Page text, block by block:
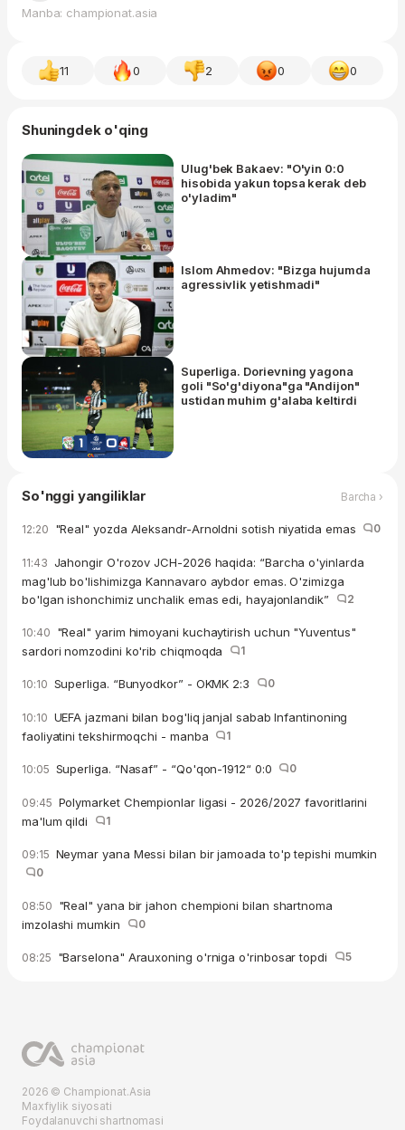
Manba: championat.asia
11 0 2 0 0
Shuningdek o'qing
Ulug'bek Bakaev: "O'yin 0:0
hisobida yakun topsa kerak deb
o'yladim"
Islom Ahmedov: "Bizga hujumda
agressivlik yetishmadi"
Superliga. Dorievning yagona
goli "So'g'diyona"ga "Andijon"
ustidan muhim g'alaba keltirdi
So'nggi yangiliklar Barcha ›
12:20 "Real" yozda Aleksandr-Arnoldni sotish niyatida emas 0
11:43 Jahongir O'rozov JCH-2026 haqida: “Barcha o'yinlarda
mag'lub bo'lishimizga Kannavaro aybdor emas. O'zimizga
bo'lgan ishonchimiz unchalik emas edi, hayajonlandik”
2
10:40 "Real" yarim himoyani kuchaytirish uchun "Yuventus"
sardori nomzodini ko'rib chiqmoqda
1
10:10 Superliga. “Bunyodkor” - OKMK 2:3 0
10:10 UEFA jazmani bilan bog'liq janjal sabab Infantinoning
faoliyatini tekshirmoqchi - manba
1
10:05 Superliga. “Nasaf” - “Qo'qon-1912“ 0:0 0
09:45 Polymarket Chempionlar ligasi - 2026/2027 favoritlarini
ma'lum qildi
1
09:15 Neymar yana Messi bilan bir jamoada to'p tepishi mumkin
0
08:50 "Real" yana bir jahon chempioni bilan shartnoma
imzolashi mumkin
0
08:25 "Barselona" Arauxoning o'rniga o'rinbosar topdi 5
2026 © Championat.Asia
Maxfiylik siyosati
Foydalanuvchi shartnomasi